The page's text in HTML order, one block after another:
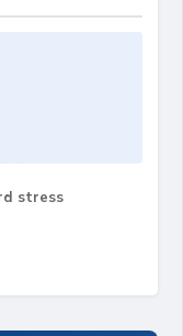
stress